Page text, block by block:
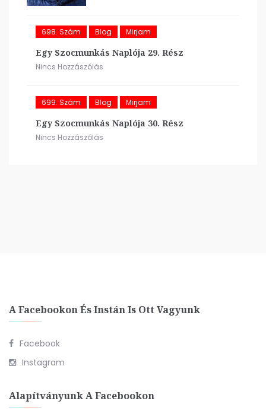
698. Szám Blog Mirjam
Egy Szocmunkás Naplója 29. Rész
Nincs Hozzászólás
699. Szám Blog Mirjam
Egy Szocmunkás Naplója 30. Rész
Nincs Hozzászólás
A Facebookon És Instán Is Ott Vagyunk
Facebook
Instagram
Alapítványunk A Facebookon